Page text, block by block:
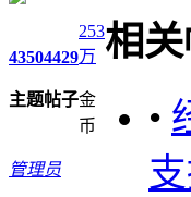
4350
主题
4429
帖子
253
万
金
币
管理员
相
•